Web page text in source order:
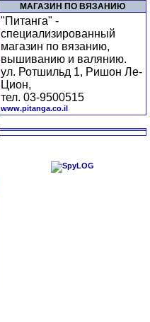
МАГАЗИН ПО ВЯЗАНИЮ
"Питанга" -
специализированный
магазин по вязанию,
вышиванию и валянию.
ул. Ротшильд 1, Ришон Ле-
Цион,
тел. 03-9500515
www.pitanga.co.il